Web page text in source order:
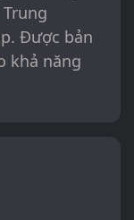
Được bản
khả năng